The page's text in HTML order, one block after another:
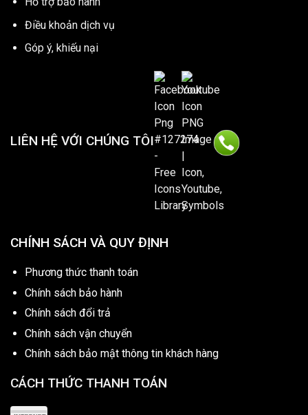
Điều khoản dịch vụ
Góp ý, khiếu nại
LIÊN HỆ VỚI CHÚNG TÔI
CHÍNH SÁCH VÀ QUY ĐỊNH
Phương thức thanh toán
Chính sách bảo hành
Chính sách đổi trả
Chính sách vận chuyển
Chính sách bảo mật thông tin khách hàng
CÁCH THỨC THANH TOÁN